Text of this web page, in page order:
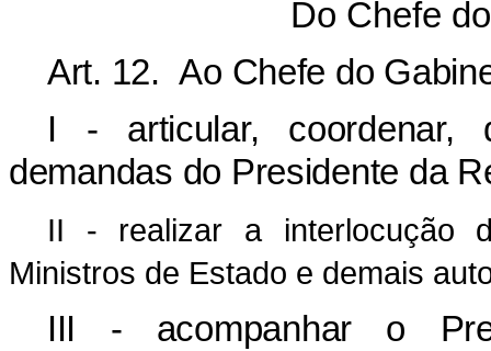
Do Chefe
Art. 12. Ao Chefe do
I - articular, coordenar,
demandas do Presidente da
II - realizar a interlocução
Ministros de Estado e demais
III - acompanhar o